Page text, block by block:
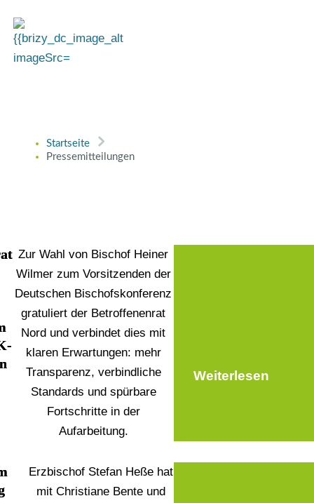
Startseite
Pressemitteilungen
Zur Wahl von Bischof Heiner
Wilmer zum Vorsitzenden der
Deutschen Bischofskonferenz
gratuliert der Betroffenenrat
Nord und verbindet dies mit
klaren Erwartungen: mehr
Transparenz, verbindliche
Standards und spürbare
Fortschritte in der
Aufarbeitung.
Weiterlesen
Erzbischof Stefan Heße hat
mit Christiane Bente und